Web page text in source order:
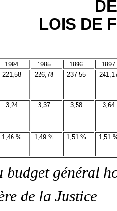
LOIS DE
1994 1995 1996
1997
221,58 226,78 237,55
3,24 3,37 3,58 3,64
1,46 % 1,49 % 1,51 % 1,51
budget général
de la Justice